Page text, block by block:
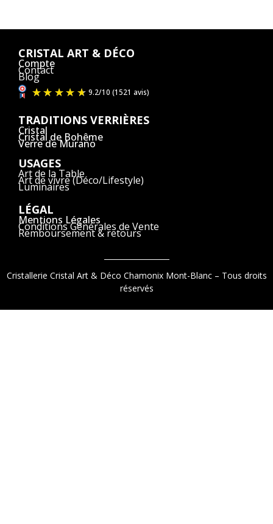
CRISTAL ART & DÉCO
Compte
Contact
Blog
TRADITIONS VERRIÈRES
Cristal
Cristal de Bohême
Verre de Murano
USAGES
Art de la Table
Art de vivre (Déco/Lifestyle)
Luminaires
LÉGAL
Mentions Légales
Conditions Générales de Vente
Remboursement & retours
Cristallerie Cristal Art & Déco Chamonix Mont-Blanc – Tous droits
réservés